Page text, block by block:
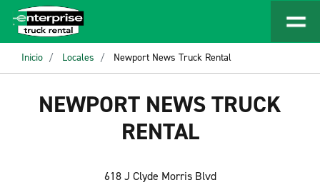
Inicio Locales Newport News Truck Rental
NEWPORT NEWS TRUCK
RENTAL
618 J Clyde Morris Blvd